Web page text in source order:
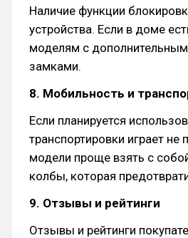
Наличие функции
устройства. Если в доме
моделям с
замками.
8. Мобильность и
Если планируется
транспортировки играет
модели проще взять с
колбы, которая
9. Отзывы и рейтинги
Отзывы и рейтинги